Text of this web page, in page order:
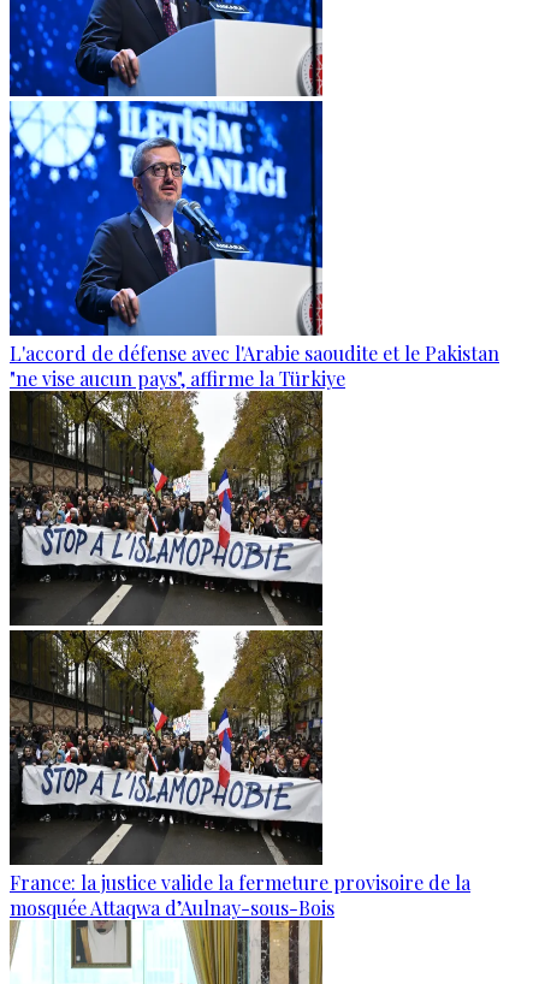
L'accord de défense avec l'Arabie saoudite et le Pakistan
"ne vise aucun pays", affirme la Türkiye
France: la justice valide la fermeture provisoire de la
mosquée Attaqwa d’Aulnay-sous-Bois